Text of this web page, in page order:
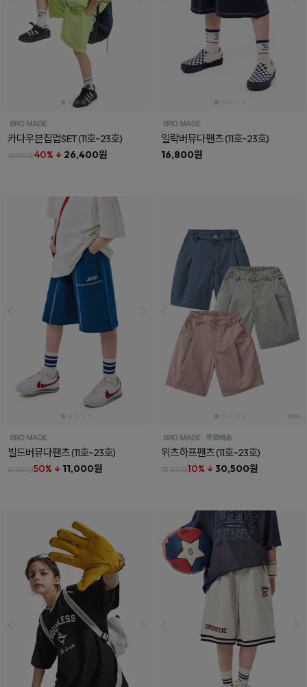
카다우븐집업SET(11호~23호)
43,900원40% ↓ 26,400원
일락버뮤다팬츠(11호~23호)
16,800원
빌드버뮤다팬츠(11호~23호)
21,900원50% ↓ 11,000원
위츠하프팬츠(11호~23호)
33,800원10% ↓ 30,500원